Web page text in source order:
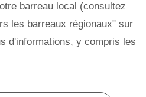
barreau local (consultez
les barreaux régionaux" sur
d'informations, y compris les